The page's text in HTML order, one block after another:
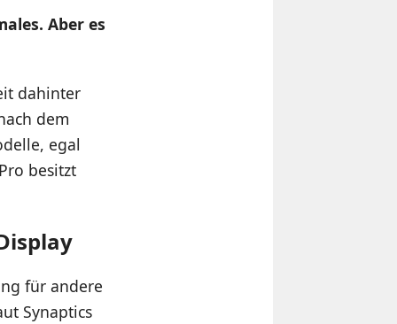
Aber es
dahinter
dem
egal
besitzt
für andere
Synaptics